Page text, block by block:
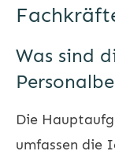
Was sind
Die
umfassen die